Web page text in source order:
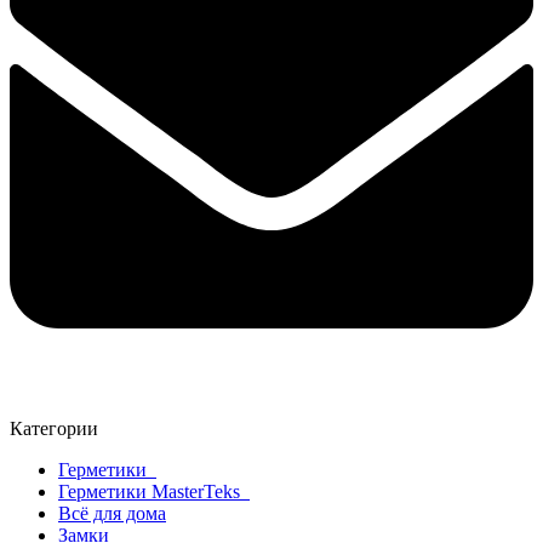
Категории
Герметики
Герметики MasterTeks
Всё для дома
Замки